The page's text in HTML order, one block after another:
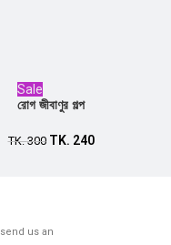
Sale
Add to cart
রোগ জীবাণুর গল্প
TK.300 TK. 240
us an